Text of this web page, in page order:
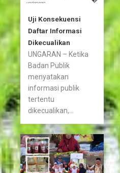
Uji Konsekuensi
Daftar Informasi
Dikecualikan
UNGARAN – Ketika
Badan Publik
menyatakan
informasi publik
tertentu
dikecualikan,...